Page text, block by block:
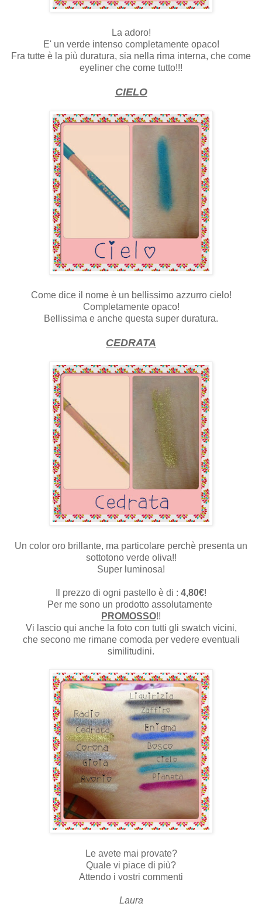
La adoro!
E' un verde intenso completamente opaco!
Fra tutte è la più duratura, sia nella rima interna, che come
eyeliner che come tutto!!!
CIELO
Come dice il nome è un bellissimo azzurro cielo!
Completamente opaco!
Bellissima e anche questa super duratura.
CEDRATA
Un color oro brillante, ma particolare perchè presenta un
sottotono verde oliva!!
Super luminosa!
Il prezzo di ogni pastello è di : 4,80€!
Per me sono un prodotto assolutamente
PROMOSSO!!
Vi lascio qui anche la foto con tutti gli swatch vicini,
che secono me rimane comoda per vedere eventuali
similitudini.
Le avete mai provate?
Quale vi piace di più?
Attendo i vostri commenti
Laura